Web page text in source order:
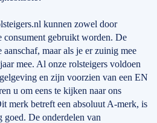
kunnen zowel door
consument gebruikt worden. De
maar als je er zuinig mee
mee. Al onze rolsteigers voldoen
en zijn voorzien van een EN
u om eens te kijken naar ons
merk betreft een absoluut A-merk, is
goed. De onderdelen van